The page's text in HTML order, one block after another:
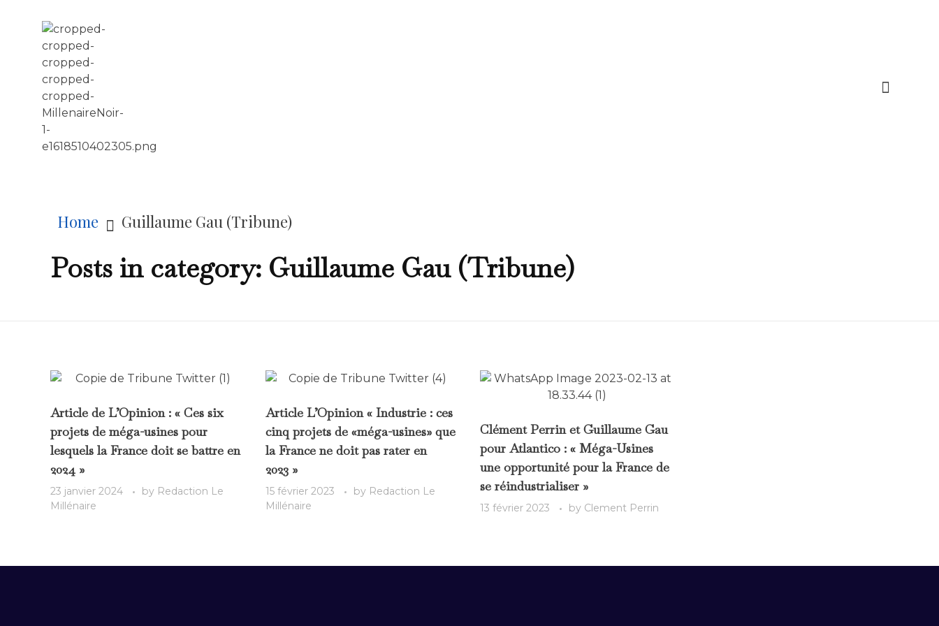
Home Guillaume Gau (Tribune)
Posts in category: Guillaume Gau (Tribune)
Article de L’Opinion : « Ces six
projets de méga-usines pour
lesquels la France doit se battre en
2024 »
23 janvier 2024 by Redaction Le
Millénaire
Article L’Opinion « Industrie : ces
cinq projets de «méga-usines» que
la France ne doit pas rater en
2023 »
15 février 2023 by Redaction Le
Millénaire
Clément Perrin et Guillaume Gau
pour Atlantico : « Méga-Usines
une opportunité pour la France de
se réindustrialiser »
13 février 2023 by Clement Perrin